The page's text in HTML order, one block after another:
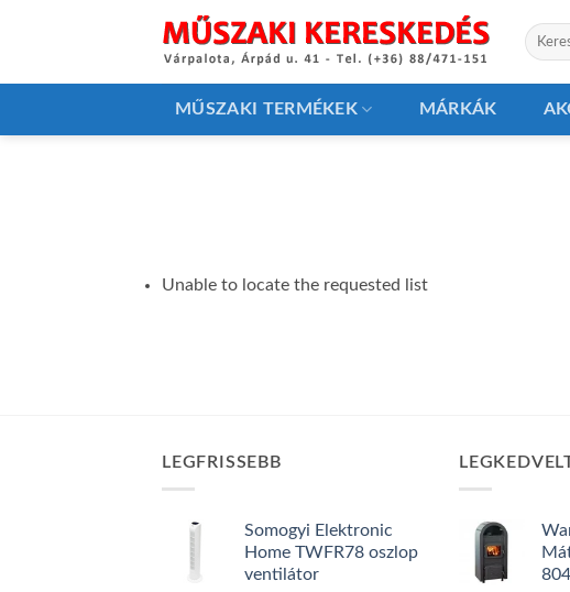
Keresés
a
MŰSZAKI TERMÉKEK MÁRKÁK
Unable to locate the requested list
LEGFRISSEBB
Somogyi Elektronic
Home TWFR78 oszlop
ventilátor
804